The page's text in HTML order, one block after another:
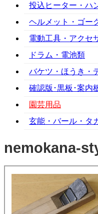
投込ヒーター・ハ
ヘルメット・ゴー
電動工具・アクセ
ドラム・電池類
バケツ・ほうき・
確認版･黒板･案内
園芸用品
玄能・バール・タ
nemokana-